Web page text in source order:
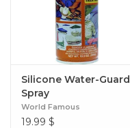
Silicone Water-Guard
Spray
World Famous
19.99 $